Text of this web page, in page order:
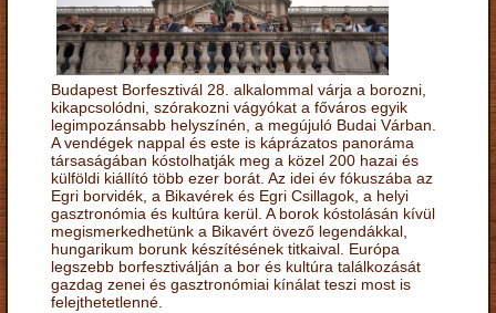
Budapest Borfesztivál 28. alkalommal várja a borozni,
kikapcsolódni, szórakozni vágyókat a főváros egyik
legimpozánsabb helyszínén, a megújuló Budai Várban.
A vendégek nappal és este is káprázatos panoráma
társaságában kóstolhatják meg a közel 200 hazai és
külföldi kiállító több ezer borát. Az idei év fókuszába az
Egri borvidék, a Bikavérek és Egri Csillagok, a helyi
gasztronómia és kultúra kerül. A borok kóstolásán kívül
megismerkedhetünk a Bikavért övező legendákkal,
hungarikum borunk készítésének titkaival. Európa
legszebb borfesztiválján a bor és kultúra találkozását
gazdag zenei és gasztronómiai kínálat teszi most is
felejthetetlenné.